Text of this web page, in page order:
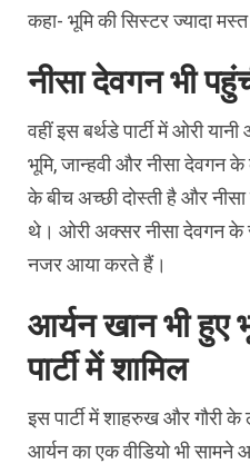
कहा- भूमि की सिस्टर ज्यादा
नीसा देवगन भी
वहीं इस बर्थडे पार्टी में ओरी
भूमि, जान्हवी और नीसा देवगन
के बीच अच्छी दोस्ती है और
थे। ओरी अक्सर नीसा देवगन के
नजर आया करते हैं।
आर्यन खान भी हुए
पार्टी में शामिल
इस पार्टी में शाहरुख और गौरी
आर्यन का एक वीडियो भी